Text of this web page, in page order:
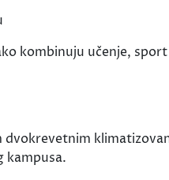
kombinuju učenje,
kampusa.